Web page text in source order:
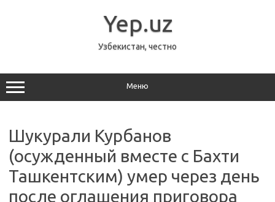
Yep.uz
Узбекистан, честно
Меню
Шукурали Курбанов
(осужденный вместе с Бахти
Ташкентским) умер через день
после оглашения приговора